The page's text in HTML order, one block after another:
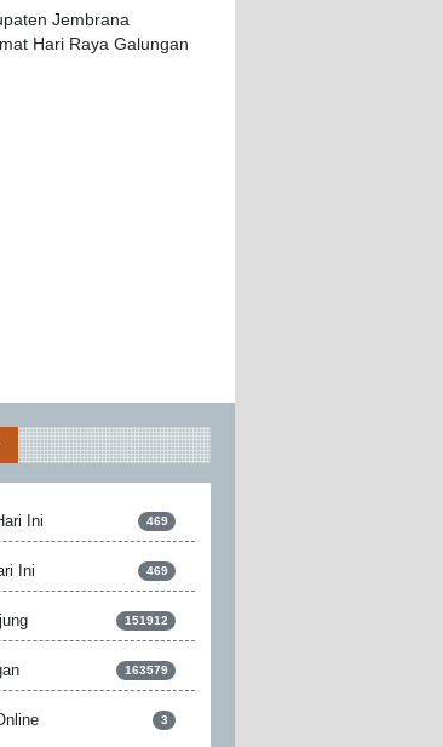
Ini 469
Ini 469
151912
163579
3